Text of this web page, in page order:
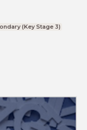
(Key Stage 3)